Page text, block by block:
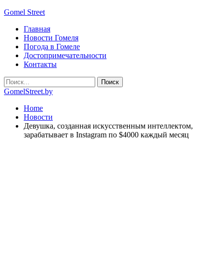
Gomel Street
Главная
Новости Гомеля
Погода в Гомеле
Достопримечательности
Контакты
GomelStreet.by
Home
Новости
Девушка, созданная искусственным интеллектом,
зарабатывает в Instagram по $4000 каждый месяц